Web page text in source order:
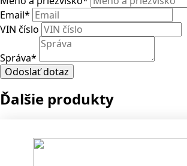
Email*
VIN číslo
Správa*
Odoslať dotaz
Ďalšie produkty